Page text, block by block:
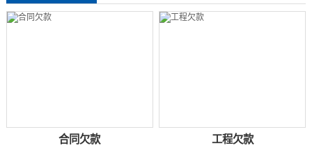
合同欠款 工程欠款